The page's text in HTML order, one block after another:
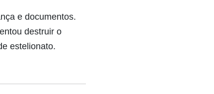
e documentos.
destruir o
estelionato.